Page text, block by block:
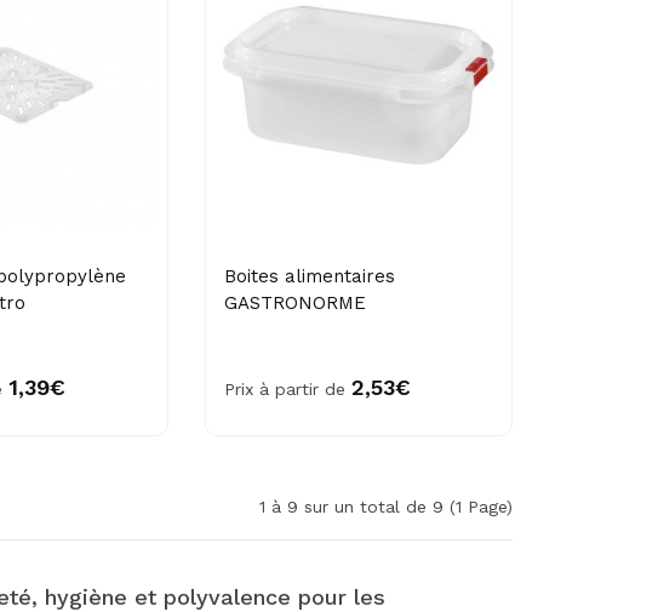
hygiène et polyvalence pour les
1,39€
Boites alimentaires
GASTRONORME
Prix à partir de 2,53€
1 à 9 sur un total de 9 (1 Page)